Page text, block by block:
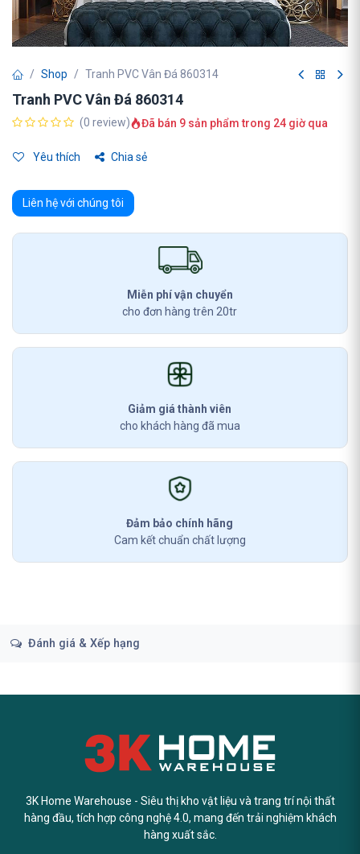
Shop Tranh PVC Vân Đá 860314
Tranh PVC Vân Đá 860314
(0 review) Đã bán 9 sản phẩm trong 24 giờ qua
Yêu thích Chia sẻ
Liên hệ với chúng tôi
Miễn phí vận chuyển
cho đơn hàng trên 20tr
Giảm giá thành viên
cho khách hàng đã mua
Đảm bảo chính hãng
Cam kết chuẩn chất lượng
Đánh giá & Xếp hạng
3K Home Warehouse - Siêu thị kho vật liệu và trang trí nội thất
hàng đầu, tích hợp công nghệ 4.0, mang đến trải nghiệm khách
hàng xuất sắc.